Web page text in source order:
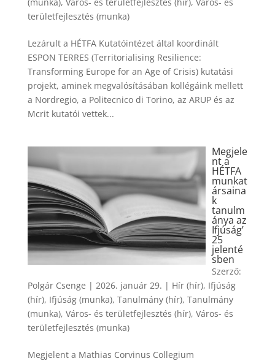
területfejlesztés (munka)
Lezárult a HÉTFA Kutatóintézet által koordinált
ESPON TERRES (Territorialising Resilience:
Transforming Europe for an Age of Crisis) kutatási
projekt, aminek megvalósításában kollégáink mellett
a Nordregio, a Politecnico di Torino, az ARUP és az
Mcrit kutatói vettek...
Megjele
nt a
HÉTFA
munkat
ársaina
k
tanulm
ánya az
Ifjúság’
25
jelenté
sben
Szerző:
Polgár Csenge | 2026. január 29. | Hír (hír), Ifjúság
(hír), Ifjúság (munka), Tanulmány (hír), Tanulmány
(munka), Város- és területfejlesztés (hír), Város- és
területfejlesztés (munka)
Megjelent a Mathias Corvinus Collegium